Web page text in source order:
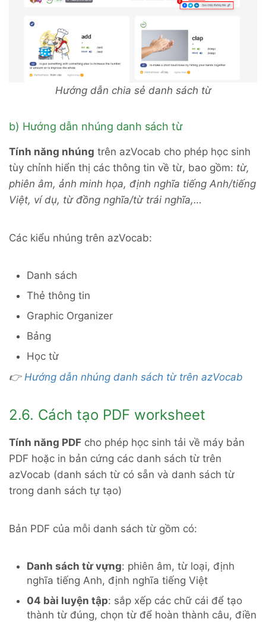
Hướng dẫn chia sẻ danh sách từ
b) Hướng dẫn nhúng danh sách từ
Tính năng nhúng trên azVocab cho phép học sinh
tùy chỉnh hiển thị các thông tin về từ, bao gồm: từ,
phiên âm, ảnh minh họa, định nghĩa tiếng Anh/tiếng
Việt, ví dụ, từ đồng nghĩa/từ trái nghĩa,…
Các kiểu nhúng trên azVocab:
Danh sách
Thẻ thông tin
Graphic Organizer
Bảng
Học từ
👉 Hướng dẫn nhúng danh sách từ trên azVocab
2.6. Cách tạo PDF worksheet
Tính năng PDF cho phép học sinh tải về máy bản
PDF hoặc in bản cứng các danh sách từ trên
azVocab (danh sách từ có sẵn và danh sách từ
trong danh sách tự tạo)
Bản PDF của mỗi danh sách từ gồm có:
Danh sách từ vựng: phiên âm, từ loại, định
nghĩa tiếng Anh, định nghĩa tiếng Việt
04 bài luyện tập: sắp xếp các chữ cái để tạo
thành từ đúng, chọn từ để hoàn thành câu, điền